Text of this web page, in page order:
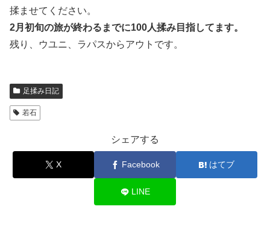
揉ませてください。
2月初旬の旅が終わるまでに100人揉み目指してます。
残り、ウユニ、ラパスからアウトです。
足揉み日記
若石
シェアする
X Facebook はてブ
LINE